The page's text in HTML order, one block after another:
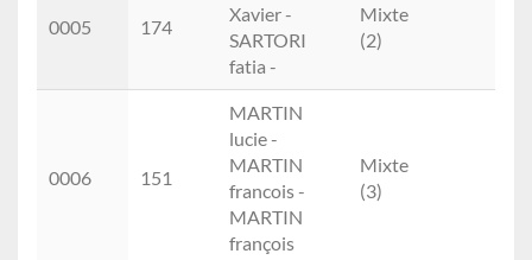
0005 174
Xavier -
SARTORI
fatia -
Mixte
(2)
0006 151
MARTIN
lucie -
MARTIN
francois -
MARTIN
françois
Mixte
(3)